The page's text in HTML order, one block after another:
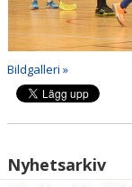
Bildgalleri »
Nyhetsarkiv